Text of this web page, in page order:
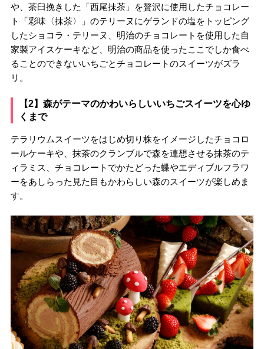
や、茶臼挽きした「西尾抹茶」を贅沢に使用したチョコレー
ト「彩味〈抹茶〉」のテリーヌにゲランドの塩をトッピング
したショコラ・テリーヌ、明治のチョコレートを使用した自
家製アイスケーキなど、明治の商品を使ったここでしか食べ
ることのできないいちごとチョコレートのスイーツがズラ
リ。
【2】森がテーマのかわいらしいいちごスイーツを心ゆ
くまで
テラリウムスイーツをはじめ切り株をイメージしたチョコロ
ールケーキや、抹茶のクランブルで森を連想させる抹茶のテ
ィラミス、チョコレートでかたどった蝶やエディブルフラワ
ーをあしらった見た目もかわらしい森のスイーツが楽しめま
す。